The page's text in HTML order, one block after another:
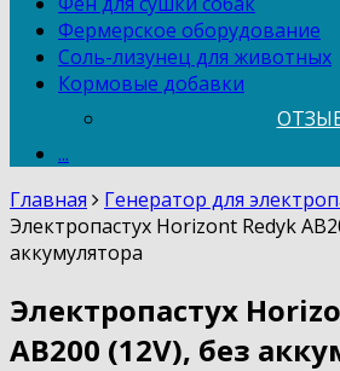
Фермерское оборудование
Соль-лизунец для животных
Кормовые добавки
...
Главная
Генератор для
Электропастух Horizont Redyk
аккумулятора
Электропастух
AB200 (12V), без